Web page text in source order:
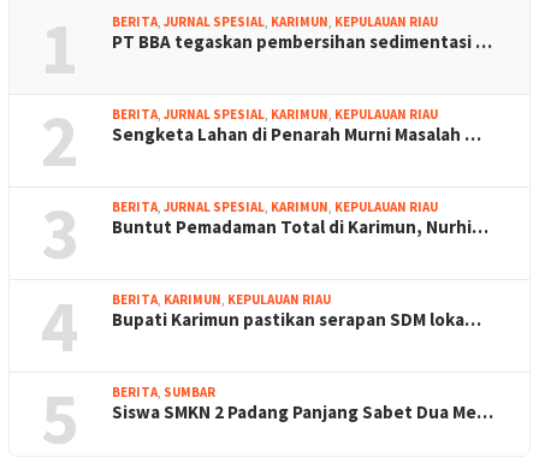
1 BERITA, JURNAL SPESIAL, KARIMUN, KEPULAUAN RIAU
PT BBA tegaskan pembersihan sedimentasi …
2 BERITA, JURNAL SPESIAL, KARIMUN, KEPULAUAN RIAU
Sengketa Lahan di Penarah Murni Masalah …
3 BERITA, JURNAL SPESIAL, KARIMUN, KEPULAUAN RIAU
Buntut Pemadaman Total di Karimun, Nurhi…
4 BERITA, KARIMUN, KEPULAUAN RIAU
Bupati Karimun pastikan serapan SDM loka…
5 BERITA, SUMBAR
Siswa SMKN 2 Padang Panjang Sabet Dua Me…